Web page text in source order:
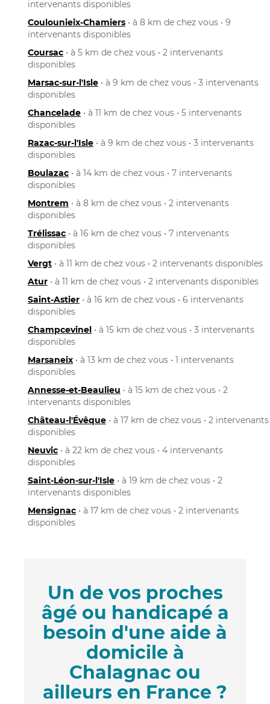
intervenants disponibles
Coulounieix-Chamiers • à 8 km de chez vous • 9
intervenants disponibles
Coursac • à 5 km de chez vous • 2 intervenants
disponibles
Marsac-sur-l'Isle • à 9 km de chez vous • 3 intervenants
disponibles
Chancelade • à 11 km de chez vous • 5 intervenants
disponibles
Razac-sur-l'Isle • à 9 km de chez vous • 3 intervenants
disponibles
Boulazac • à 14 km de chez vous • 7 intervenants
disponibles
Montrem • à 8 km de chez vous • 2 intervenants
disponibles
Trélissac • à 16 km de chez vous • 7 intervenants
disponibles
Vergt • à 11 km de chez vous • 2 intervenants disponibles
Atur • à 11 km de chez vous • 2 intervenants disponibles
Saint-Astier • à 16 km de chez vous • 6 intervenants
disponibles
Champcevinel • à 15 km de chez vous • 3 intervenants
disponibles
Marsaneix • à 13 km de chez vous • 1 intervenants
disponibles
Annesse-et-Beaulieu • à 15 km de chez vous • 2
intervenants disponibles
Château-l'Évêque • à 17 km de chez vous • 2 intervenants
disponibles
Neuvic • à 22 km de chez vous • 4 intervenants
disponibles
Saint-Léon-sur-l'Isle • à 19 km de chez vous • 2
intervenants disponibles
Mensignac • à 17 km de chez vous • 2 intervenants
disponibles
Un de vos proches
âgé ou handicapé a
besoin d'une aide à
domicile à
Chalagnac ou
ailleurs en France ?